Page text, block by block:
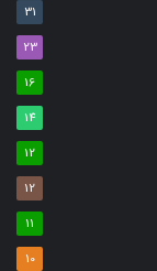
31
23
16
14
12
12
11
10